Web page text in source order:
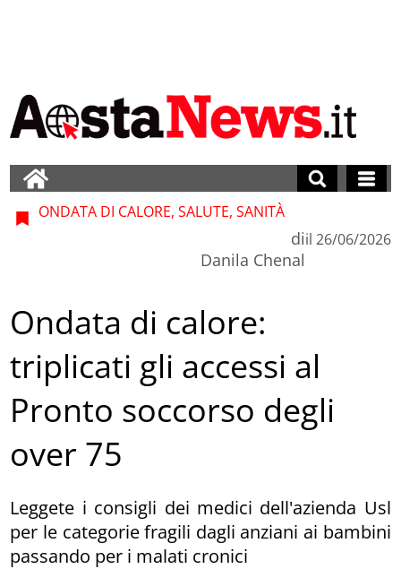
ONDATA DI CALORE, SALUTE, SANITÀ
di
Danila Chenal
il 26/06/2026
Ondata di calore:
triplicati gli accessi al
Pronto soccorso degli
over 75
Leggete i consigli dei medici dell'azienda Usl
per le categorie fragili dagli anziani ai bambini
passando per i malati cronici